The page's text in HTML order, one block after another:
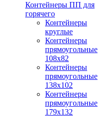
Контейнеры ПП для
горячего
Контейнеры
круглые
Контейнеры
прямоугольные
108х82
Контейнеры
прямоугольные
138х102
Контейнеры
прямоугольные
179х132